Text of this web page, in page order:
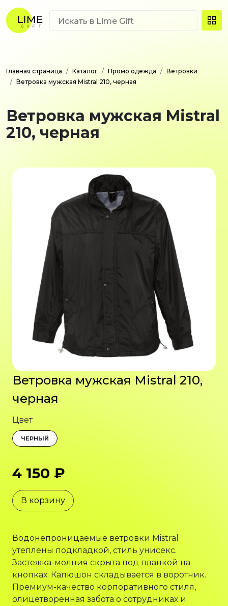
Главная страница Каталог Промо одежда
Ветровки
Ветровка мужская Mistral 210, черная
Ветровка мужская Mistral
210, черная
Ветровка мужская Mistral 210,
черная
Цвет
ЧЕРНЫЙ
4 150 ₽
В корзину
Водонепроницаемые ветровки Mistral
утеплены подкладкой, стиль унисекс.
Застежка-молния скрыта под планкой на
кнопках. Капюшон складывается в воротник.
Премиум-качество корпоративного стиля,
олицетворенная забота о сотрудниках и